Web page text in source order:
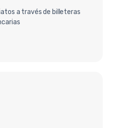
a través de billeteras